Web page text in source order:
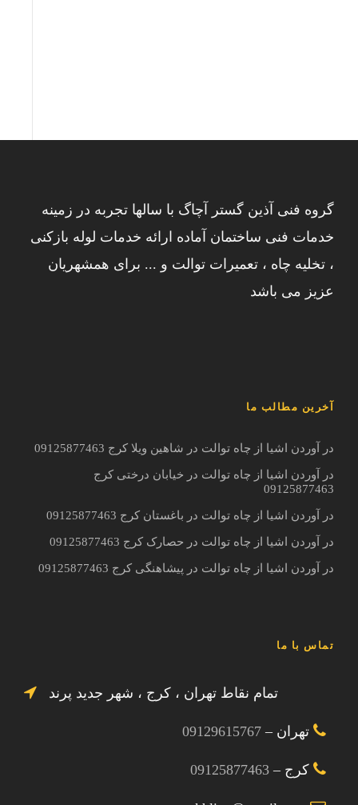
گروه فنی آذین گستر آچاگ با سالها تجربه در زمینه
خدمات فنی ساختمان آماده ارائه خدمات لوله بازکنی
، تخلیه چاه ، تعمیرات توالت و ... برای همشهریان
عزیز می باشد
آخرین مطالب ما
در آوردن اشیا از چاه توالت در شاهین ویلا کرج 09125877463
در آوردن اشیا از چاه توالت در خیابان درختی کرج
09125877463
در آوردن اشیا از چاه توالت در باغستان کرج 09125877463
در آوردن اشیا از چاه توالت در حصارک کرج 09125877463
در آوردن اشیا از چاه توالت در پیشاهنگی کرج 09125877463
تماس با ما
تمام نقاط تهران ، کرج ، شهر جدید پرند
تهران – 09129615767
کرج – 09125877463